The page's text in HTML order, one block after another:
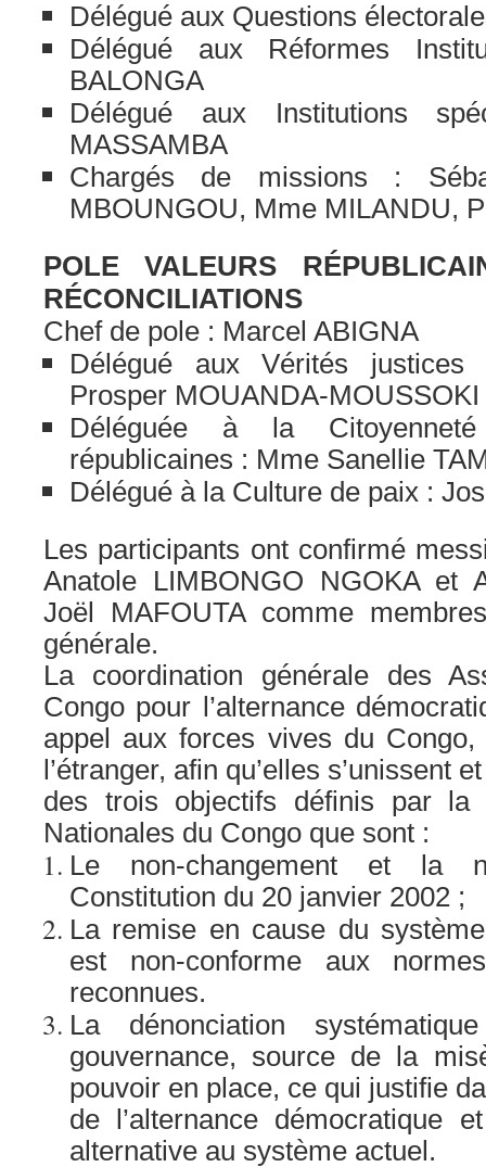
Délégué aux Questions
Délégué aux Réformes
BALONGA
Délégué aux Institutions
MASSAMBA
Chargés de missions :
MBOUNGOU, Mme MILANDU,
POLE VALEURS
RÉCONCILIATIONS
Chef de pole : Marcel ABIGNA
Délégué aux Vérités justices
Prosper MOUANDA-MOUSSOKI
Déléguée à la
républicaines : Mme Sanellie
Délégué à la Culture de paix :
Les participants ont confirmé
Anatole LIMBONGO NGOKA et
Joël MAFOUTA comme
générale.
La coordination générale des
Congo pour l’alternance
appel aux forces vives du
l’étranger, afin qu’elles s’unissent
des trois objectifs définis par la
Nationales du Congo que sont :
Le non-changement et la
Constitution du 20 janvier 2002 ;
La remise en cause du
est non-conforme aux
reconnues.
La dénonciation
gouvernance, source de la
pouvoir en place, ce qui justifie
de l’alternance démocratique
alternative au système actuel.